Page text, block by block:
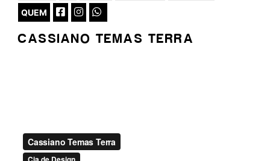
QUEM
CASSIANO TEMAS TERRA